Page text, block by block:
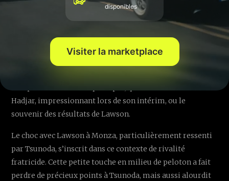
A l’approche de la prise de décision de Red Bull pour 2026,
la pression s’intensifie autour de Tsunoda. Son patron est
clair : le manque d’échantillons de course exploitables
Hadjar, impressionnant lors de son intérim, ou le
souvenir des résultats de Lawson.
Le choc avec Lawson à Monza, particulièrement ressenti
par Tsunoda, s’inscrit dans ce contexte de rivalité
fratricide. Cette petite touche en milieu de peloton a fait
perdre de précieux points à Tsunoda, mais aussi alourdit
disponibles
Visiter la marketplace